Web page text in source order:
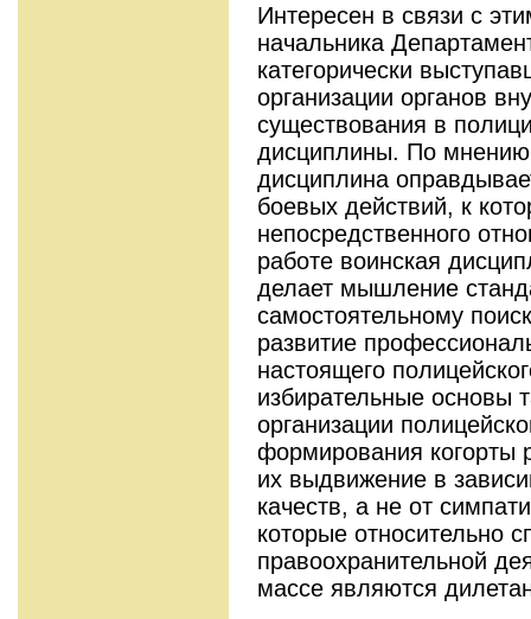
Интересен в связи с
начальника
категорически
организации органов
существования в
дисциплины. По
дисциплина
боевых действий, к
непосредственного
работе воинская
делает мышление
самостоятельному
развитие
настоящего
избирательные основы
организации
формирования когорты
их выдвижение в
качеств, а не от
которые относительно
правоохранительной
массе являются